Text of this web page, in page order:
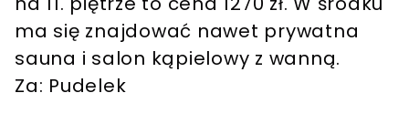
ma się znajdować nawet prywatna
sauna i salon kąpielowy z wanną.
Za: Pudelek